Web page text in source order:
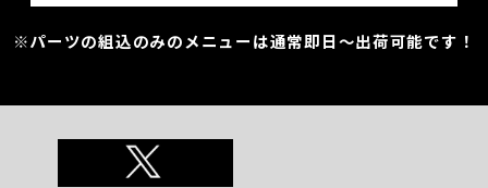
※パーツの組込のみのメニューは通常即日～出荷可能です！